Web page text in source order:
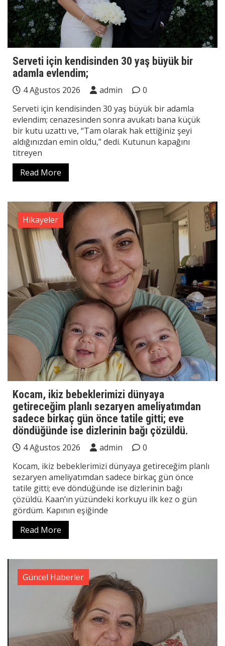
Serveti için kendisinden 30 yaş büyük bir
adamla evlendim;
4 Ağustos 2026 admin
0
Serveti için kendisinden 30 yaş büyük bir adamla
evlendim; cenazesinden sonra avukatı bana küçük
bir kutu uzattı ve, “Tam olarak hak ettiğiniz şeyi
aldığınızdan emin oldu,” dedi. Kutunun kapağını
titreyen
Read More
Hikayeler
Kocam, ikiz bebeklerimizi dünyaya
getireceğim planlı sezaryen ameliyatımdan
sadece birkaç gün önce tatile gitti; eve
döndüğünde ise dizlerinin bağı çözüldü.
4 Ağustos 2026 admin
0
Kocam, ikiz bebeklerimizi dünyaya getireceğim planlı
sezaryen ameliyatımdan sadece birkaç gün önce
tatile gitti; eve döndüğünde ise dizlerinin bağı
çözüldü. Kaan’ın yüzündeki korkuyu ilk kez o gün
gördüm. Kapının eşiğinde
Read More
Güncel Haberler